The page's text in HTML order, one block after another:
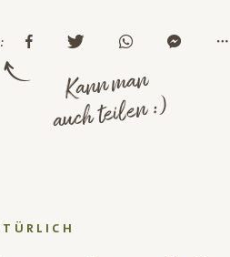
Kann man
auch teilen :)